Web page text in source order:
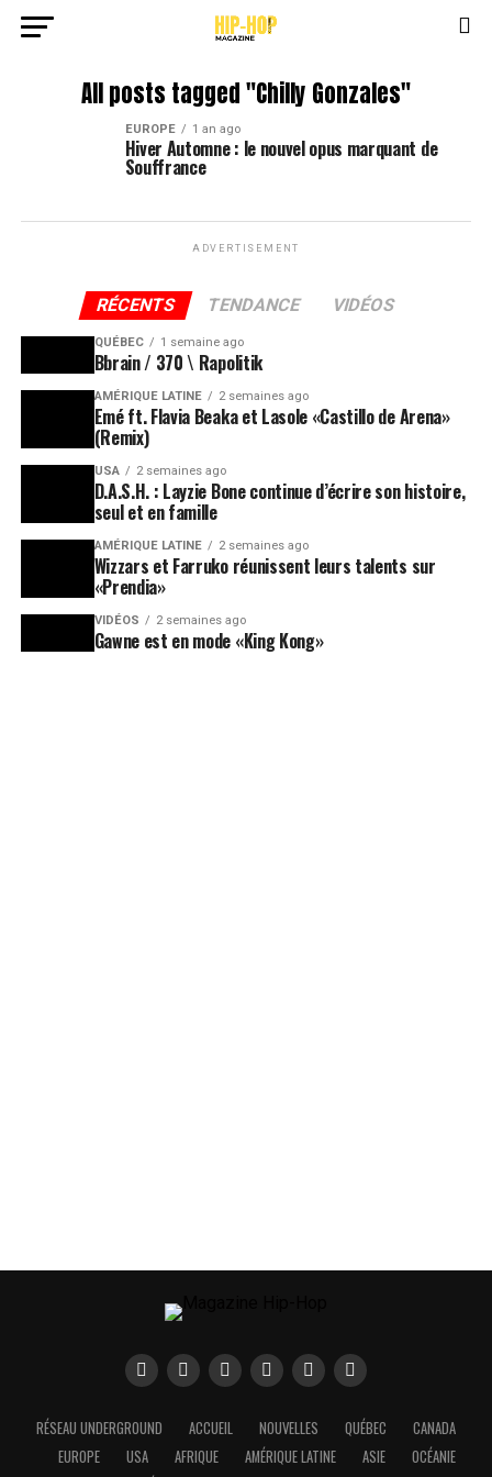
All posts tagged "Chilly Gonzales"
EUROPE 1 an ago
Hiver Automne : le nouvel opus marquant de
Souffrance
ADVERTISEMENT
RÉCENTS TENDANCE VIDÉOS
QUÉBEC 1 semaine ago
Bbrain / 370 \ Rapolitik
AMÉRIQUE LATINE 2 semaines ago
Emé ft. Flavia Beaka et Lasole «Castillo de Arena»
(Remix)
USA 2 semaines ago
D.A.S.H. : Layzie Bone continue d’écrire son histoire,
seul et en famille
AMÉRIQUE LATINE 2 semaines ago
Wizzars et Farruko réunissent leurs talents sur
«Prendia»
VIDÉOS 2 semaines ago
Gawne est en mode «King Kong»
RÉSEAU UNDERGROUND ACCUEIL NOUVELLES QUÉBEC
CANADA
EUROPE
USA AFRIQUE AMÉRIQUE LATINE ASIE
OCÉANIE